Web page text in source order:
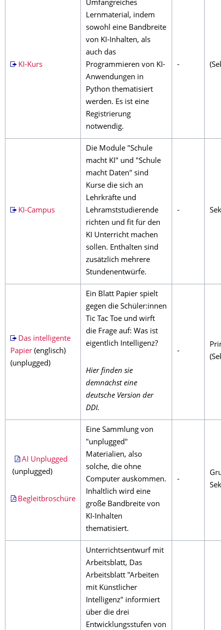
KI-Kurs
Umfangreiches
Lernmaterial, indem
sowohl eine Bandbreite
von KI-Inhalten, als
auch das
Programmieren von KI-
Anwendungen in
Python thematisiert
werden. Es ist eine
Registrierung
notwendig.
-
KI-Campus
Die Module "Schule
macht KI" und "Schule
macht Daten" sind
Kurse die sich an
Lehrkräfte und
Lehramststudierende
richten und fit für den
KI Unterricht machen
sollen. Enthalten sind
zusätzlich mehrere
Stundenentwürfe.
-
Das intelligente
Papier (englisch)
(unplugged)
Ein Blatt Papier spielt
gegen die Schüler:innen
Tic Tac Toe und wirft
die Frage auf: Was ist
eigentlich Intelligenz?
Hier finden sie
demnächst eine
deutsche Version der
DDI.
-
AI Unplugged
(unplugged)
Begleitbroschüre
Eine Sammlung von
"unplugged"
Materialien, also
solche, die ohne
Computer auskommen.
Inhaltlich wird eine
große Bandbreite von
KI-Inhalten
thematisiert.
-
Unterrichtsentwurf mit
Arbeitsblatt, Das
Arbeitsblatt "Arbeiten
mit Künstlicher
Intelligenz" informiert
über die drei
Entwicklungsstufen von